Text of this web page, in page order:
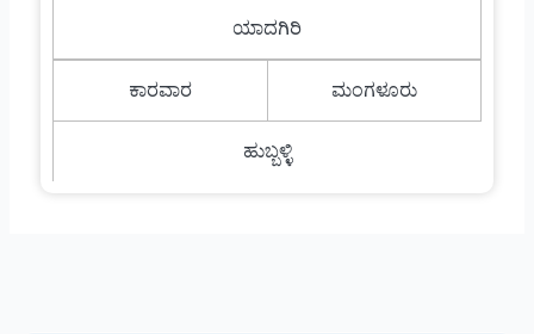
ಯಾದಗಿರಿ
ಕಾರವಾರ ಮಂಗಳೂರು
ಹುಬ್ಬಳ್ಳಿ